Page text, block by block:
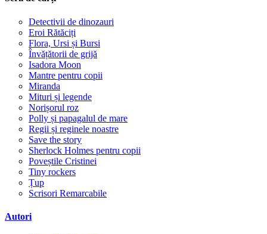
Detectivii de dinozauri
Eroi Rătăciți
Flora, Ursi și Bursi
Învățătorii de grijă
Isadora Moon
Mantre pentru copii
Miranda
Mituri și legende
Norișorul roz
Polly și papagalul de mare
Regii și reginele noastre
Save the story
Sherlock Holmes pentru copii
Poveștile Cristinei
Tiny rockers
Țup
Scrisori Remarcabile
Autori